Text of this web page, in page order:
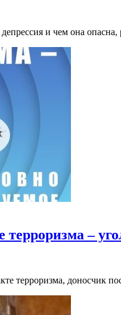
и чем она
–
терроризма, доносчик